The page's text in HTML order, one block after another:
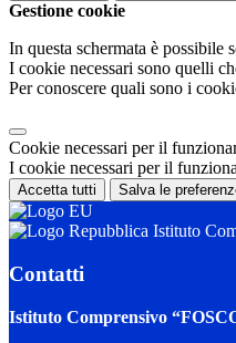
Gestione cookie
In questa schermata è possibile
I cookie necessari sono quelli
Per conoscere quali sono i
Cookie necessari per il
I cookie necessari per il
Accetta tutti Salva le
Istituto
Contatti
Istituto Comprensivo